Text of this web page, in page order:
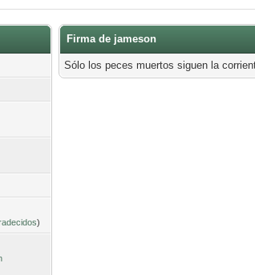
)
Firma de jameson
Sólo los peces muertos siguen la